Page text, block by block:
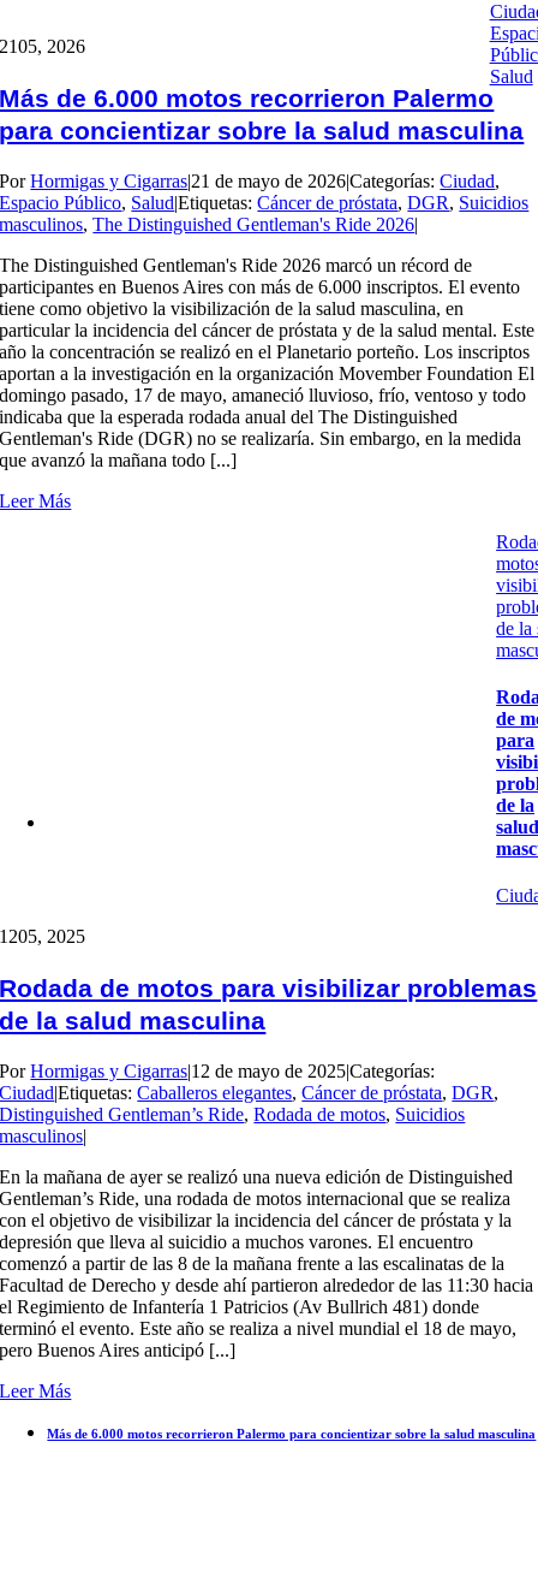
Salud
2105, 2026
Más de 6.000 motos recorrieron Palermo
para concientizar sobre la salud masculina
PorHormigas y Cigarras|21 de mayo de 2026|Categorías:Ciudad,
Espacio Público, Salud|Etiquetas:Cáncer de próstata,DGR, Suicidios
masculinos,The Distinguished Gentleman's Ride 2026|
The Distinguished Gentleman's Ride 2026 marcó un récord de
participantes en Buenos Aires con más de 6.000 inscriptos. El evento
tiene como objetivo la visibilización de la salud masculina, en
particular la incidencia del cáncer de próstata y de la salud mental. Este
año la concentración se realizó en el Planetario porteño. Los inscriptos
aportan a la investigación en la organización Movember Foundation El
domingo pasado, 17 de mayo, amaneció lluvioso, frío, ventoso y todo
indicaba que la esperada rodada anual del The Distinguished
Gentleman's Ride (DGR) no se realizaría. Sin embargo, en la medida
que avanzó la mañana todo [...]
Leer Más
de la
de
para
de la
1205, 2025
Rodada de motos para visibilizar problemas
de la salud masculina
PorHormigas y Cigarras|12 de mayo de 2025|Categorías:
Ciudad|Etiquetas:Caballeros elegantes,Cáncer de próstata,DGR,
Distinguished Gentleman’s Ride,Rodada de motos, Suicidios
masculinos|
En la mañana de ayer se realizó una nueva edición de Distinguished
Gentleman’s Ride, una rodada de motos internacional que se realiza
con el objetivo de visibilizar la incidencia del cáncer de próstata y la
depresión que lleva al suicidio a muchos varones. El encuentro
comenzó a partir de las 8 de la mañana frente a las escalinatas de la
Facultad de Derecho y desde ahí partieron alrededor de las 11:30 hacia
el Regimiento de Infantería 1 Patricios (Av Bullrich 481) donde
terminó el evento. Este año se realiza a nivel mundial el 18 de mayo,
pero Buenos Aires anticipó [...]
Leer Más
Más de 6.000 motos recorrieron Palermo para concientizar sobre la salud masculina